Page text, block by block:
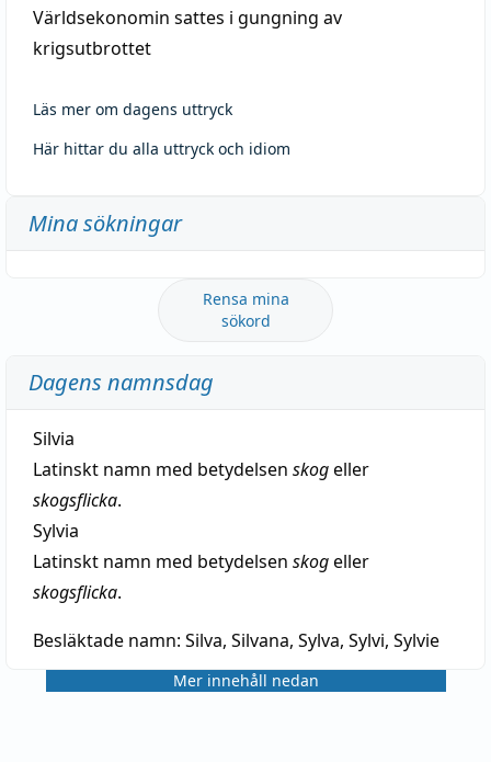
Världsekonomin sattes i gungning av
krigsutbrottet
Läs mer om dagens uttryck
Här hittar du alla uttryck och idiom
Mina sökningar
Rensa mina
sökord
Dagens namnsdag
Silvia
Latinskt namn med betydelsen skogeller
skogsflicka.
Sylvia
Latinskt namn med betydelsen skogeller
skogsflicka.
Besläktade namn: Silva, Silvana, Sylva, Sylvi, Sylvie
Mer innehåll nedan